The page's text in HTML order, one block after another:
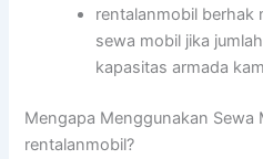
rentalanmobil berhak
sewa mobil jika
kapasitas armada
Mengapa Menggunakan Sewa
rentalanmobil?